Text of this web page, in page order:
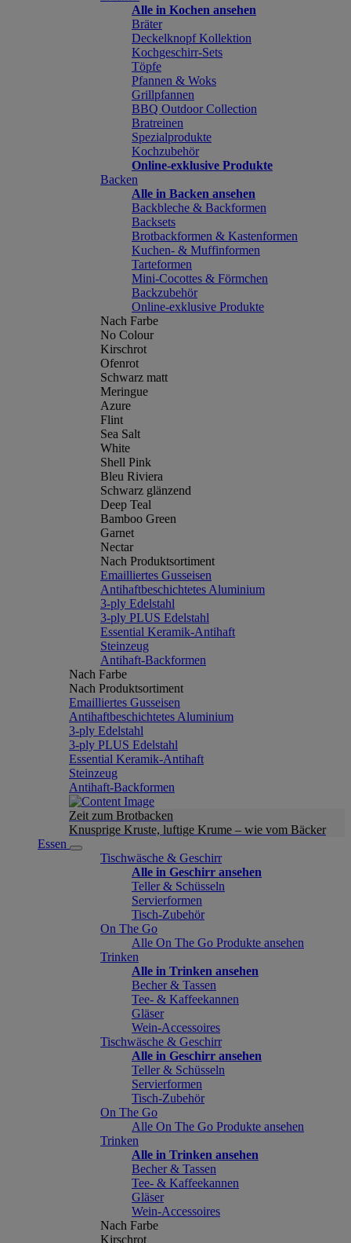
Alle in Kochen ansehen
Bräter
Deckelknopf Kollektion
Kochgeschirr-Sets
Töpfe
Pfannen & Woks
Grillpfannen
BBQ Outdoor Collection
Bratreinen
Spezialprodukte
Kochzubehör
Online-exklusive Produkte
Backen
Alle in Backen ansehen
Backbleche & Backformen
Backsets
Brotbackformen & Kastenformen
Kuchen- & Muffinformen
Tarteformen
Mini-Cocottes & Förmchen
Backzubehör
Online-exklusive Produkte
Nach Farbe
No Colour
Kirschrot
Ofenrot
Schwarz matt
Meringue
Azure
Flint
Sea Salt
White
Shell Pink
Bleu Riviera
Schwarz glänzend
Deep Teal
Bamboo Green
Garnet
Nectar
Nach Produktsortiment
Emailliertes Gusseisen
Antihaftbeschichtetes Aluminium
3-ply Edelstahl
3-ply PLUS Edelstahl
Essential Keramik-Antihaft
Steinzeug
Antihaft-Backformen
Nach Farbe
Nach Produktsortiment
Emailliertes Gusseisen
Antihaftbeschichtetes Aluminium
3-ply Edelstahl
3-ply PLUS Edelstahl
Essential Keramik-Antihaft
Steinzeug
Antihaft-Backformen
Zeit zum Brotbacken
Knusprige Kruste, luftige Krume – wie vom Bäcker
Essen
Tischwäsche & Geschirr
Alle in Geschirr ansehen
Teller & Schüsseln
Servierformen
Tisch-Zubehör
On The Go
Alle On The Go Produkte ansehen
Trinken
Alle in Trinken ansehen
Becher & Tassen
Tee- & Kaffeekannen
Gläser
Wein-Accessoires
Tischwäsche & Geschirr
Alle in Geschirr ansehen
Teller & Schüsseln
Servierformen
Tisch-Zubehör
On The Go
Alle On The Go Produkte ansehen
Trinken
Alle in Trinken ansehen
Becher & Tassen
Tee- & Kaffeekannen
Gläser
Wein-Accessoires
Nach Farbe
Kirschrot